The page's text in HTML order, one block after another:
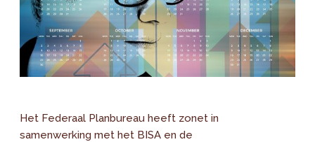
Het Federaal Planbureau heeft zonet in
samenwerking met het BISA en de